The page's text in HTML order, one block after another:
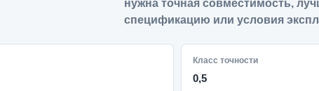
нужна точная совместимость,
спецификацию или условия
Класс точности
0,5